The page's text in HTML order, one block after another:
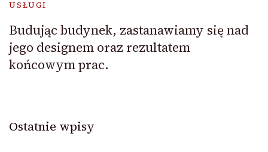
USŁUGI
Budując budynek, zastanawiamy się nad
jego designem oraz rezultatem
końcowym prac.
Ostatnie wpisy